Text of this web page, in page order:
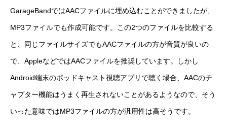
GarageBandではAACファイルに埋め込むことができましたが、
MP3ファイルでも作成可能です。この2つのファイルを比較する
と、同じファイルサイズでもAACファイルの方が音質が良いの
で、AppleなどではAACファイルを推奨しています。しかし
Android端末のポッドキャスト視聴アプリで聴く場合、AACのチ
ャプター機能はうまく再生されないことがあるようなので、そう
いった意味ではMP3ファイルの方が汎用性は高そうです。